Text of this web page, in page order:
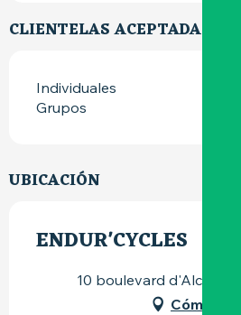
CLIENTELAS ACEPTADAS
Individuales
Grupos
UBICACIÓN
ENDUR'CYCLES
10 boulevard d'Alcester,
Cómo